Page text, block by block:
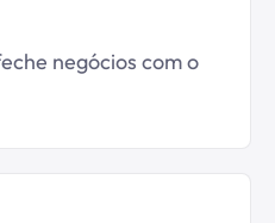
negócios com o